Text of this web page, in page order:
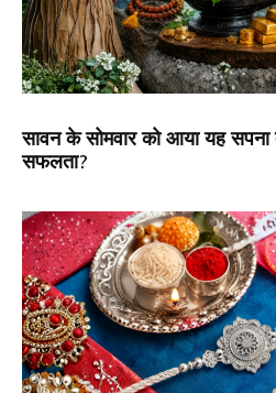
सावन के सोमवार को आया यह
सफलता?